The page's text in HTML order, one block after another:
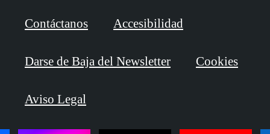
Contáctanos Accesibilidad
Darse de Baja del Newsletter Cookies
Aviso Legal